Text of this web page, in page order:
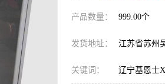
产品数量： 999.00个
发货地址： 江苏省苏州
关键词： 辽宁基恩士